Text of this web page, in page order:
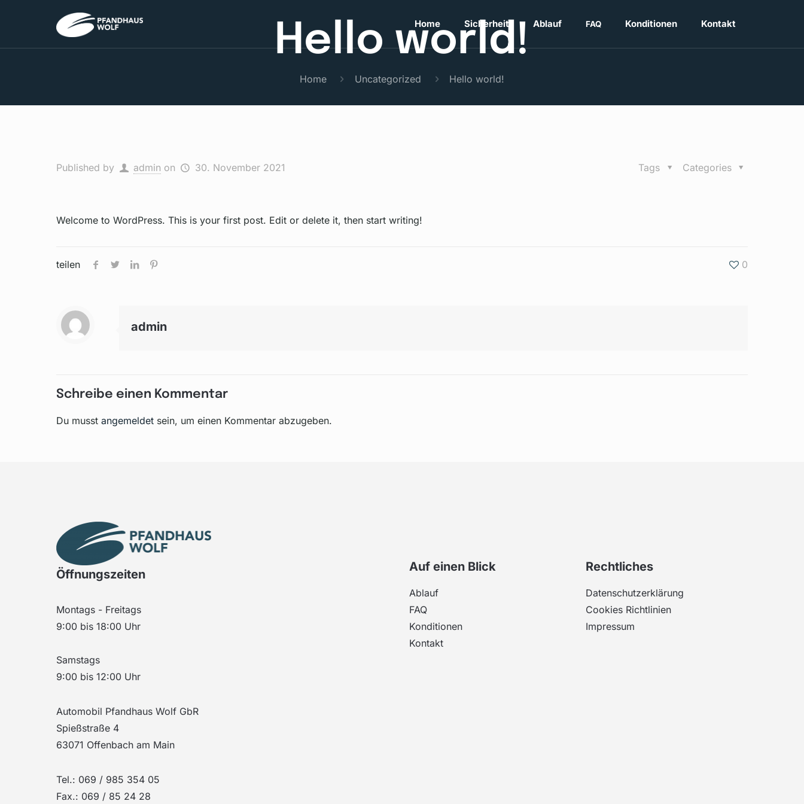
Home Sicherheit Ablauf FAQ Konditionen Kontakt
Hello world!
Home Uncategorized Hello world!
Published by admin on 30. November 2021 Categories
Tags
Wel­come to Word­Press. This is your first post. Edit or delete it, then start writing!
teilen 0
admin
Schreibe einen Kommentar
Du musst angemeldet sein, um einen Kommentar abzugeben.
Öffnungszeiten
Montags - Freitags
9:00 bis 18:00 Uhr
Samstags
9:00 bis 12:00 Uhr
Automobil Pfandhaus Wolf GbR
Spießstraße 4
63071 Offenbach am Main
Tel.: 069 / 985 354 05
Fax.: 069 / 85 24 28
Auf einen Blick
Ablauf
FAQ
Konditionen
Kontakt
Rechtliches
Datenschutzerklärung
Cookies Richtlinien
Impressum